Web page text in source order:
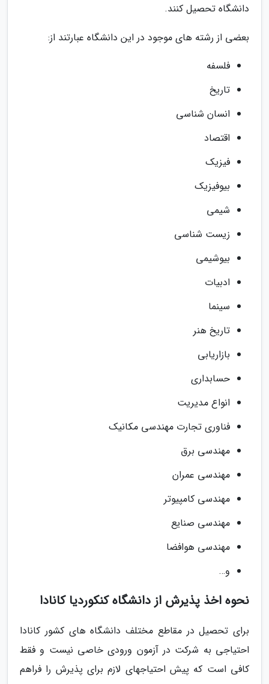
دانشگاه تحصیل کنند.
بعضی از رشته های موجود در این دانشگاه عبارتند از:
فلسفه
تاریخ
انسان شناسی
اقتصاد
فیزیک
بیوفیزیک
شیمی
زیست شناسی
بیوشیمی
ادبیات
سینما
تاریخ هنر
بازاریابی
حسابداری
انواع مدیریت
فناوری تجارت مهندسی مکانیک
مهندسی برق
مهندسی عمران
مهندسی کامپیوتر
مهندسی صنایع
مهندسی هوافضا
و…
نحوه اخذ پذیرش از دانشگاه کنکوردیا کانادا
برای تحصیل در مقاطع مختلف دانشگاه های کشور کانادا
احتیاجی به شرکت در آزمون ورودی خاصی نیست و فقط
کافی است که پیش احتیاجهای لازم برای پذیرش را فراهم